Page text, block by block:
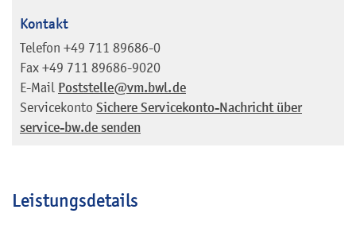
Kontakt
Telefon +49 711 89686-0
Fax +49 711 89686-9020
E-Mail Poststelle@vm.bwl.de
Servicekonto Sichere Servicekonto-Nachricht über
service-bw.de senden
Leistungsdetails